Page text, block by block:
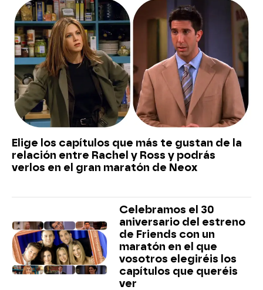
Elige los capítulos que más te gustan de la
relación entre Rachel y Ross y podrás
verlos en el gran maratón de Neox
Celebramos el 30
aniversario del estreno
de Friends con un
maratón en el que
vosotros elegiréis los
capítulos que queréis
ver